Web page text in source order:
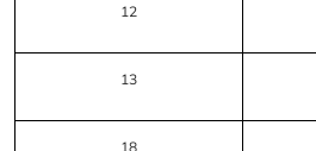
12
13
18